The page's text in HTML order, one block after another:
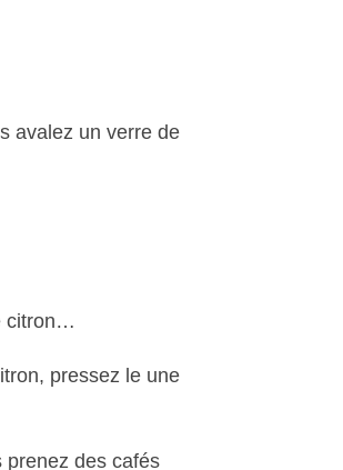
avalez un verre de
citron…
pressez le une
prenez des cafés